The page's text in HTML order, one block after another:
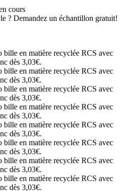
cours
? Demandez un échantillon gratuit!